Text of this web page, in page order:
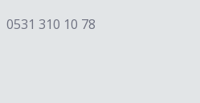
0531 310 10 78